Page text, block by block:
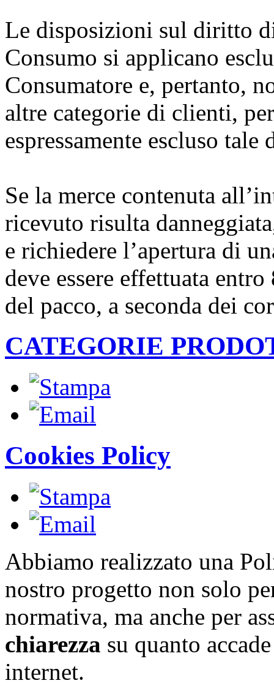
Le disposizioni sul diritto
Consumo si applicano
Consumatore e, pertanto,
altre categorie di clienti,
espressamente escluso tale
Se la merce contenuta
ricevuto risulta
e richiedere l’apertura di
deve essere effettuata
del pacco, a seconda dei
CATEGORIE
Cookies Policy
Abbiamo realizzato una
nostro progetto non solo
normativa, ma anche per
chiarezza su quanto
internet.